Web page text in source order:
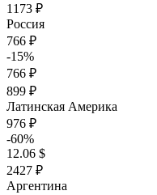
1173 ₽
Россия
766 ₽
-15%
766 ₽
899 ₽
Латинская Америка
976 ₽
-60%
12.06 $
2427 ₽
Аргентина